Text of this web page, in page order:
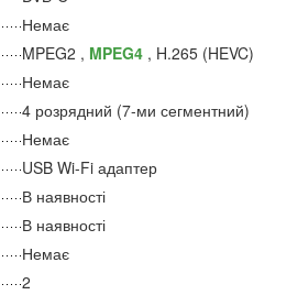
Немає
MPEG2 , MPEG4 , H.265 (HEVC)
Немає
4 розрядний (7-ми сегментний)
Немає
USB Wi-Fi адаптер
В наявності
В наявності
Немає
2